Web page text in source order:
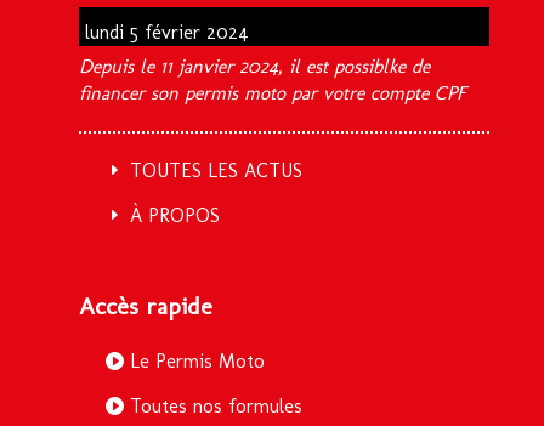
lundi 5 février 2024
Depuis le 11 janvier 2024, il est possiblke de
financer son permis moto par votre compte CPF
TOUTES LES ACTUS
À PROPOS
Accès rapide
Le Permis Moto
Toutes nos formules